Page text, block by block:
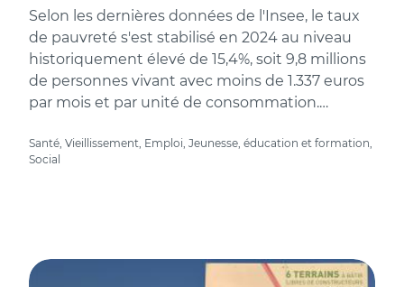
Selon les dernières données de l'Insee, le taux
de pauvreté s'est stabilisé en 2024 au niveau
historiquement élevé de 15,4%, soit 9,8 millions
de personnes vivant avec moins de 1.337 euros
par mois et par unité de consommation.…
Santé, Vieillissement, Emploi, Jeunesse, éducation et formation,
Social